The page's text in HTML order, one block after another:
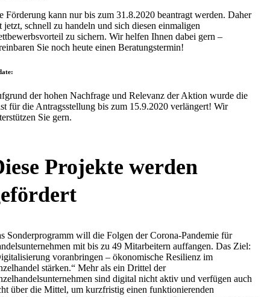
Förderung kann nur bis zum 31.8.2020 beantragt werden. Daher
jetzt, schnell zu handeln und sich diesen einmaligen
zu sichern. Wir helfen Ihnen dabei gern –
Sie noch heute einen Beratungstermin!
der hohen Nachfrage und Relevanz der Aktion wurde die
für die Antragsstellung bis zum 15.9.2020 verlängert! Wir
Sie gern.
Projekte werden
Sonderprogramm will die Folgen der Corona-Pandemie für
mit bis zu 49 Mitarbeitern auffangen. Das Ziel:
voranbringen – ökonomische Resilienz im
stärken.“ Mehr als ein Drittel der
sind digital nicht aktiv und verfügen auch
über die Mittel, um kurzfristig einen funktionierenden